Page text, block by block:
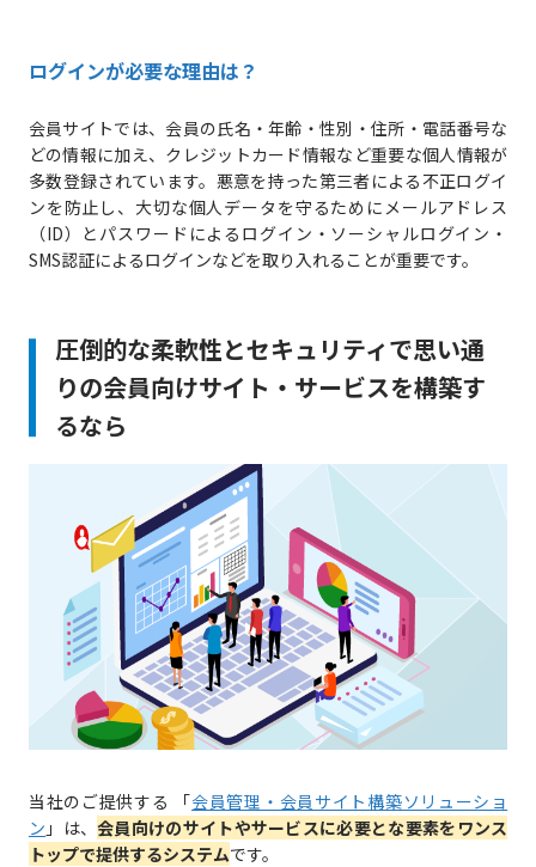
ログインが必要な理由は？
会員サイトでは、会員の氏名・年齢・性別・住所・電話番号な
どの情報に加え、クレジットカード情報など重要な個人情報が
多数登録されています。悪意を持った第三者による不正ログイ
ンを防止し、大切な個人データを守るためにメールアドレス
（ID）とパスワードによるログイン・ソーシャルログイン・
SMS認証によるログインなどを取り入れることが重要です。
圧倒的な柔軟性とセキュリティで思い通
りの会員向けサイト・サービスを構築す
るなら
当社のご提供する 「会員管理・会員サイト構築ソリューショ
ン 」は、会員向けのサイトやサービスに必要とな要素をワンス
トップで提供するシステムです。